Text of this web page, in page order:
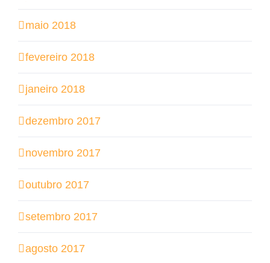
maio 2018
fevereiro 2018
janeiro 2018
dezembro 2017
novembro 2017
outubro 2017
setembro 2017
agosto 2017